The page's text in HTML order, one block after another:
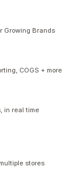
Growing Brands
COGS + more
in real time
stores